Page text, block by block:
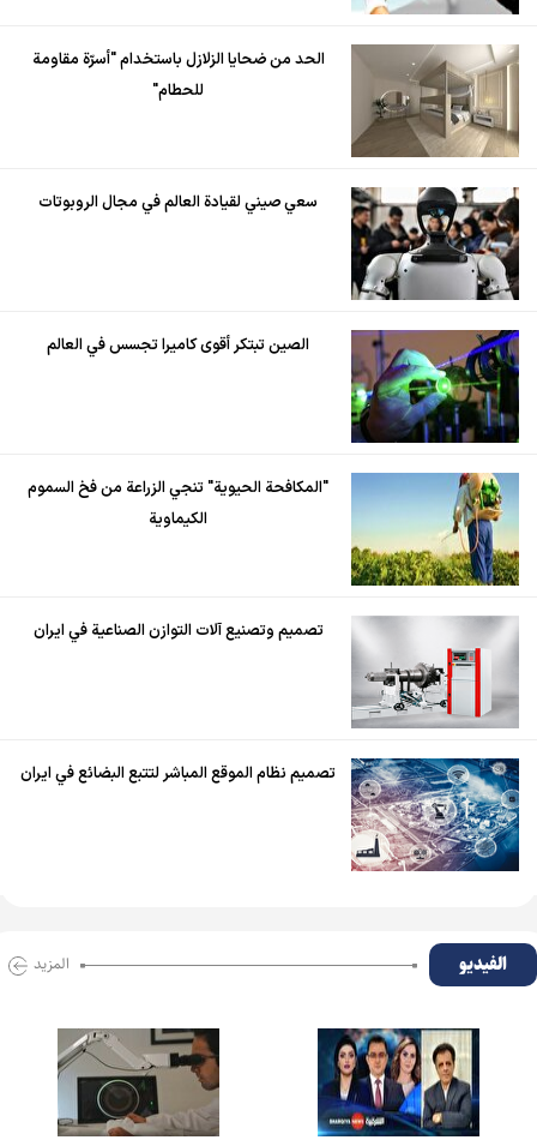
الحد من ضحايا الزلازل باستخدام "أسرّة مقاومة
للحطام"
سعي صيني لقيادة العالم في مجال الروبوتات
الصين تبتكر أقوى كاميرا تجسس في العالم
"المكافحة الحيوية" تنجي الزراعة من فخ السموم
الكيماوية
تصميم وتصنيع آلات التوازن الصناعية في ايران
تصميم نظام الموقع المباشر لتتبع البضائع في ايران
الفیدیو المزید